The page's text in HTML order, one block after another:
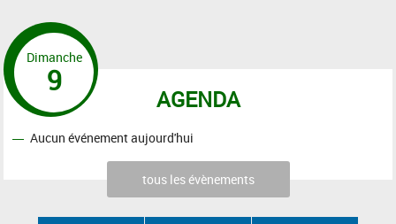
AGENDA
Dimanche
9
Aucun événement aujourd'hui
tous les évènements